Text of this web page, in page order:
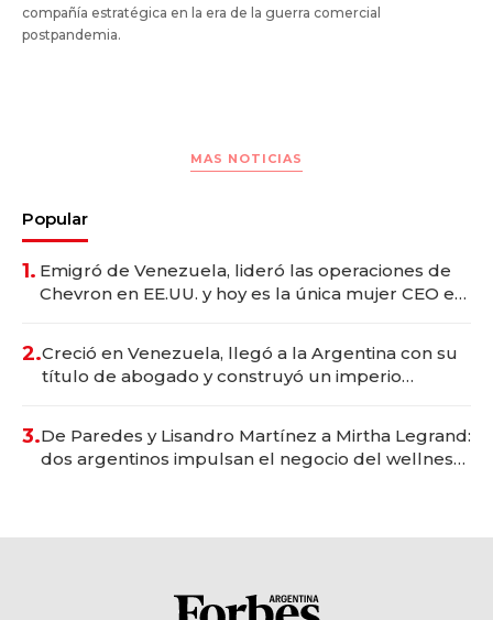
compañía estratégica en la era de la guerra comercial
postpandemia.
MAS NOTICIAS
Popular
1. Emigró de Venezuela, lideró las operaciones de
Chevron en EE.UU. y hoy es la única mujer CEO en
2.Creció en Venezuela, llegó a la Argentina con su
título de abogado y construyó un imperio
3.De Paredes y Lisandro Martínez a Mirtha Legrand:
dos argentinos impulsan el negocio del wellness